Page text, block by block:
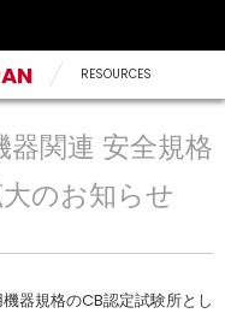
RESOURCES
器関連 安全規格
のお知らせ
器規格のCB認定試験所とし